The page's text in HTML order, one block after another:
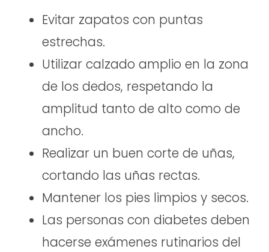
Evitar zapatos con puntas
estrechas.
Utilizar calzado amplio en la zona
de los dedos, respetando la
amplitud tanto de alto como de
ancho.
Realizar un buen corte de uñas,
cortando las uñas rectas.
Mantener los pies limpios y secos.
Las personas con diabetes deben
hacerse exámenes rutinarios del